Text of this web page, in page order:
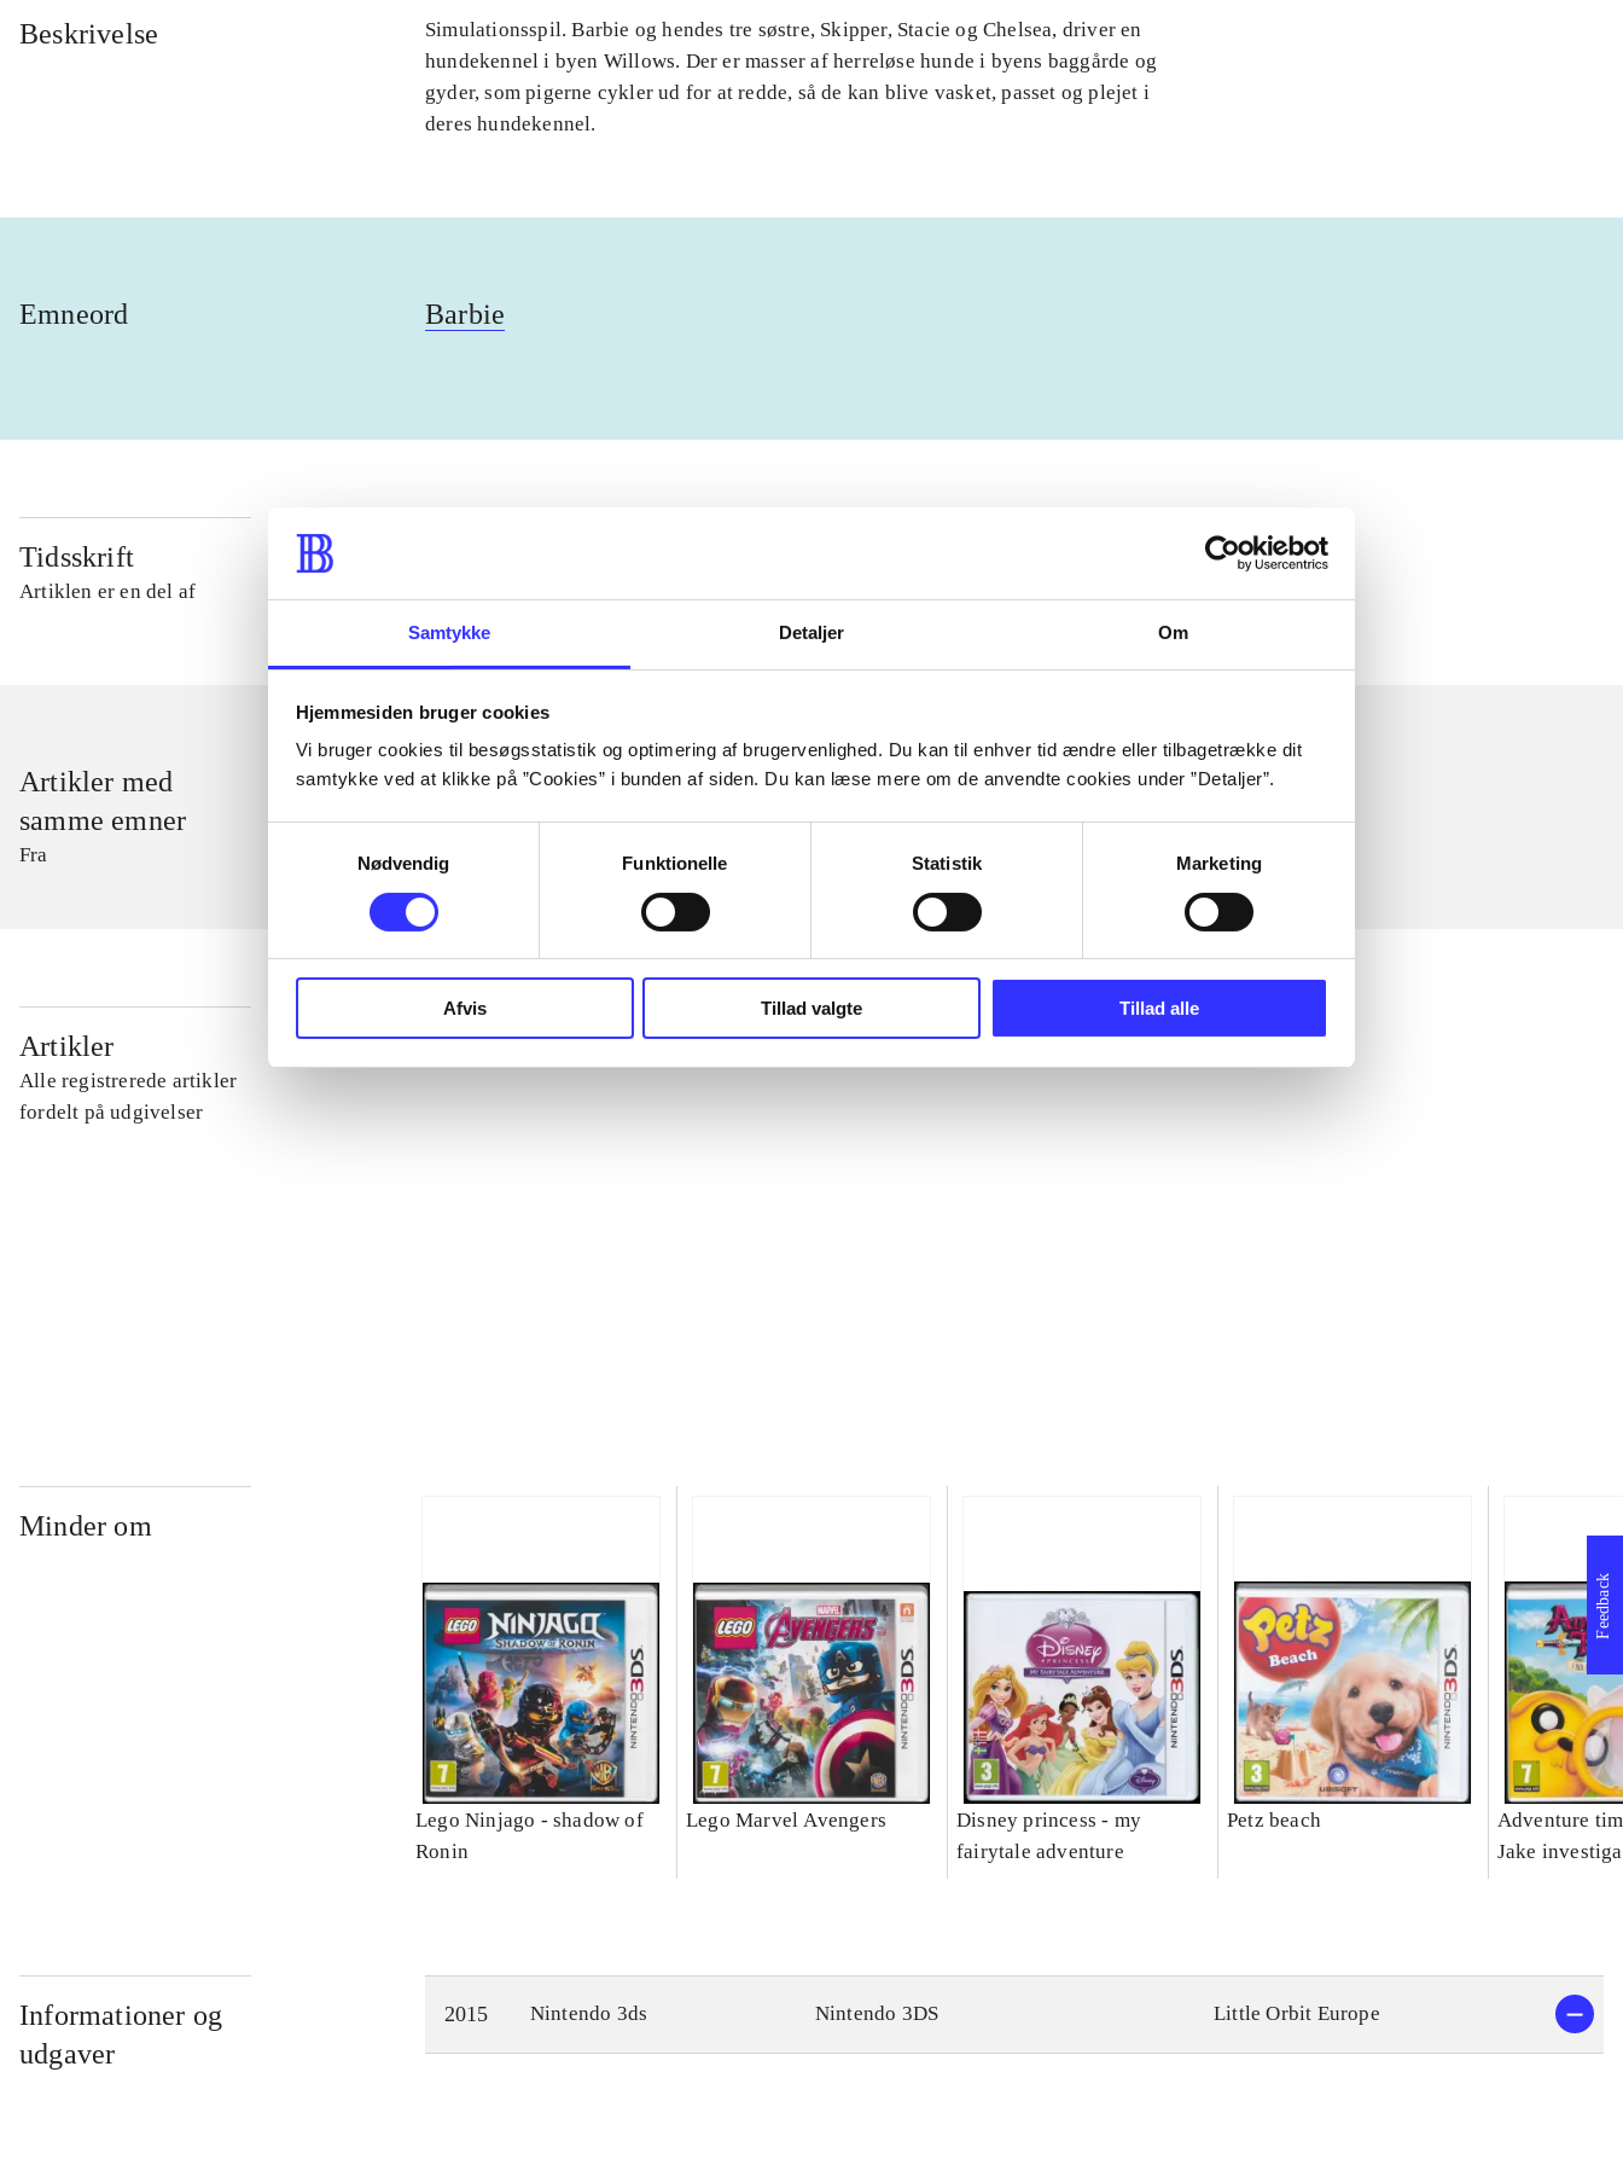
Samtykke Detaljer Om
Hjemmesiden bruger cookies
Vi bruger cookies til besøgsstatistik og optimering af brugervenlighed. Du kan til enhver tid ændre eller tilbagetrække dit
samtykke ved at klikke på ”Cookies” i bunden af siden. Du kan læse mere om de anvendte cookies under ”Detaljer”.
Nødvendig
Funktionelle Statistik Marketing
Afvis Tillad valgte Tillad alle
Beskrivelse
Simulationsspil. Barbie og hendes tre søstre, Skipper, Stacie og Chelsea, driver en
hundekennel i byen Willows. Der er masser af herreløse hunde i byens baggårde og
gyder, som pigerne cykler ud for at redde, så de kan blive vasket, passet og plejet i
deres hundekennel.
Emneord Barbie
Tidsskrift
Artiklen er en del af
Artikler med
samme emner
Fra
Artikler
Alle registrerede artikler
fordelt på udgivelser
Minder om
Lego Ninjago - shadow of
Ronin
Lego Marvel Avengers
Disney princess - my
fairytale adventure
Petz beach
Adventure
Jake
Informationer og
udgaver
2015 Nintendo 3ds Nintendo 3DS Little Orbit Europe
Feedback